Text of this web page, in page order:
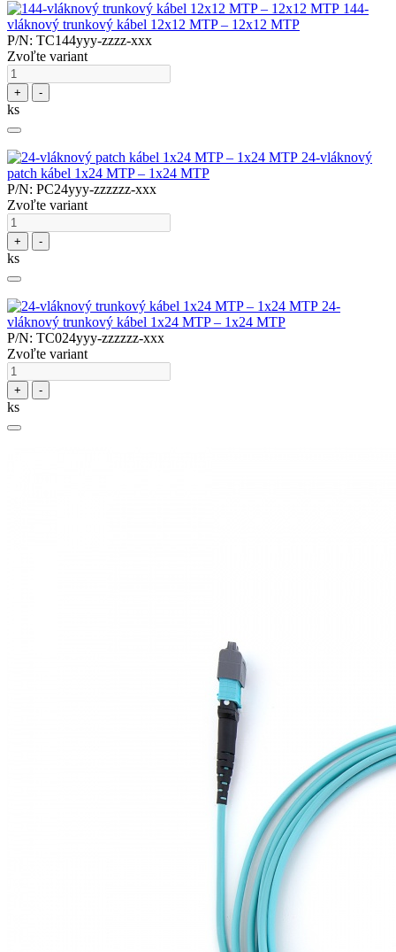
144-
vláknový trunkový kábel 12x12 MTP – 12x12 MTP
P/N: TC144yyy-zzzz-xxx
Zvoľte variant
+ -
ks
24-vláknový
patch kábel 1x24 MTP – 1x24 MTP
P/N: PC24yyy-zzzzzz-xxx
Zvoľte variant
+ -
ks
24-
vláknový trunkový kábel 1x24 MTP – 1x24 MTP
P/N: TC024yyy-zzzzzz-xxx
Zvoľte variant
+ -
ks